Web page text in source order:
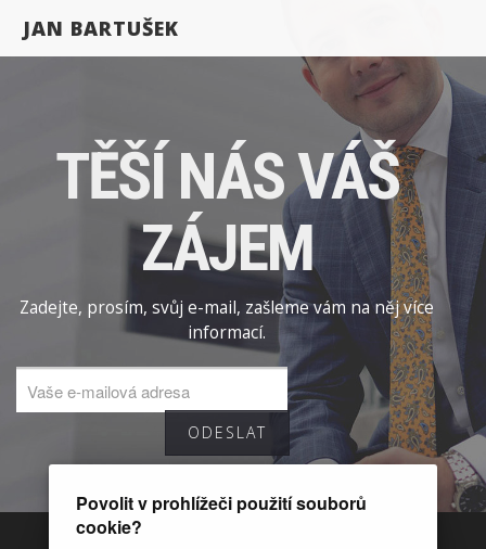
Povolit v prohlížeči použití souborů
cookie?
JAN BARTUŠEK
TĚŠÍ NÁS VÁŠ
ZÁJEM
Zadejte, prosím, svůj e-mail, zašleme vám na něj více
informací.